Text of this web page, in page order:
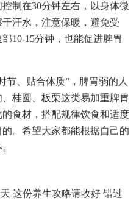
制在30分钟左右，以身体微
汗水，注意保暖，避免受
10-15分钟，也能促进脾胃
节、贴合体质”，脾胃弱的人
桂圆、板栗这类易加重脾胃
食材，搭配规律饮食和适度
。希望大家都能根据自己的
这份养生攻略请收好 错过